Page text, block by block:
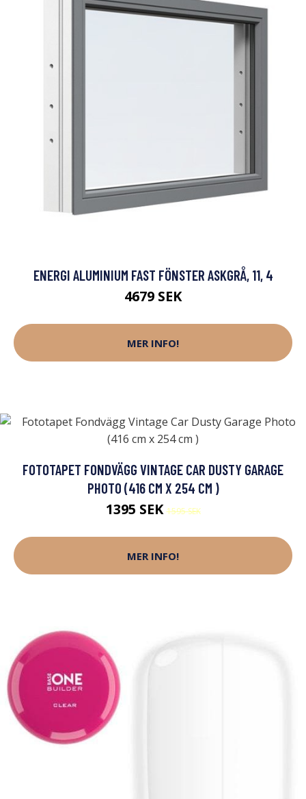
ENERGI ALUMINIUM FAST FÖNSTER ASKGRÅ, 11, 4
4679 SEK
MER INFO!
FOTOTAPET FONDVÄGG VINTAGE CAR DUSTY GARAGE
PHOTO (416 CM X 254 CM )
1395 SEK1595 SEK
MER INFO!